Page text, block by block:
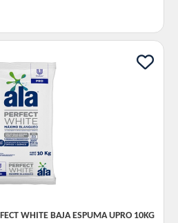
WHITE BAJA ESPUMA UPRO 10KG